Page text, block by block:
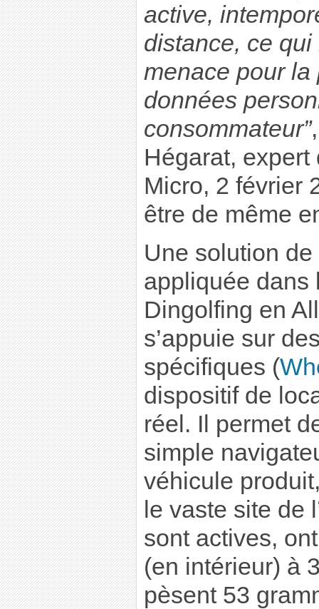
active,
distance, ce
menace pour la
données
consommateur”
Hégarat,
Micro, 2 février
être de même
Une solution
appliquée dans
Dingolfing en
s’appuie sur
spécifiques (
dispositif de
réel. Il permet
simple
véhicule
le vaste site de
sont actives,
(en intérieur) à
pèsent 53